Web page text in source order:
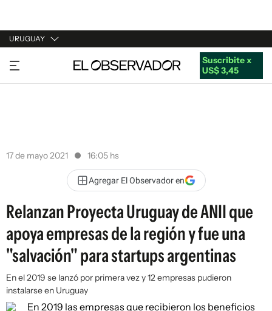
URUGUAY
URUGUAY
ARGENTINA
Suscribite x
US$ 3,45
17 de mayo 2021 16:05 hs
Agregar El Observador en
Relanzan Proyecta Uruguay de ANII que
apoya empresas de la región y fue una
"salvación" para startups argentinas
En el 2019 se lanzó por primera vez y 12 empresas pudieron
instalarse en Uruguay